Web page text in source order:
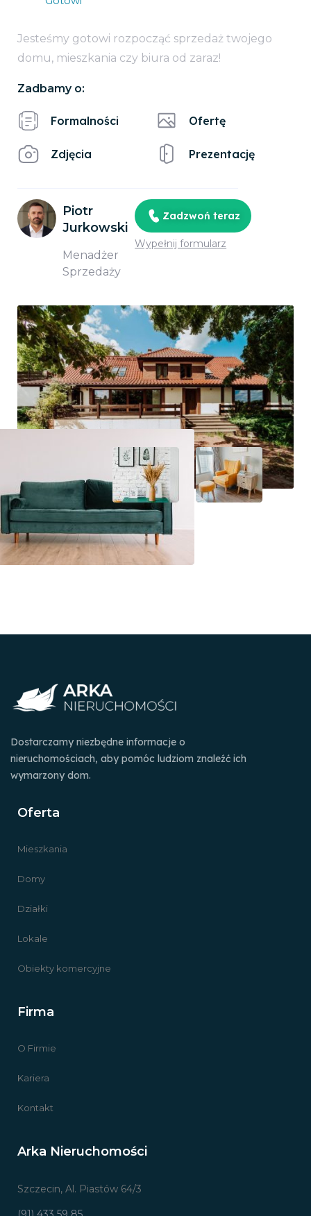
Jesteśmy gotowi rozpocząć sprzedaż twojego
domu, mieszkania czy biura od zaraz!
Zadbamy o:
Formalności
Zdjęcia
Ofertę
Prezentację
Piotr
Jurkowski
Menadżer
Sprzedaży
Zadzwoń teraz
Wypełnij formularz
Dostarczamy niezbędne informacje o
nieruchomościach, aby pomóc ludziom znaleźć ich
wymarzony dom.
Oferta
Mieszkania
Domy
Działki
Lokale
Obiekty komercyjne
Firma
O Firmie
Kariera
Kontakt
Arka Nieruchomości
Szczecin, Al. Piastów 64/3